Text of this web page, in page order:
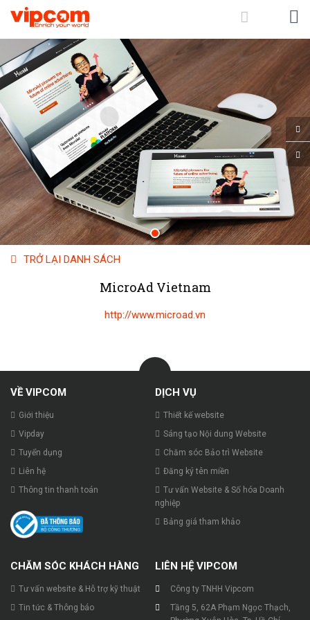
TRỞ LẠI DANH SÁCH
MicroAd Vietnam
http://www.microad.vn
VỀ VIPCOM
Giới thiệu
Vipday
Tuyển dụng
Liên hệ
Thông tin thanh toán
DỊCH VỤ
Thiết kế website
Sáng tạo Nội dung Website
Chăm sóc Bảo trì Website
Đăng ký tên miền
Tư vấn Website & Số hóa Doanh
nghiệp
Bảng giá tham khảo
CHĂM SÓC KHÁCH HÀNG
Tư vấn website & Hỗ trợ kỹ thuật
Tin tức & Thông báo
LIÊN HỆ VIPCOM
Công ty TNHH Vipcom
Tầng 5, 62A Phạm Ngọc Thạch,